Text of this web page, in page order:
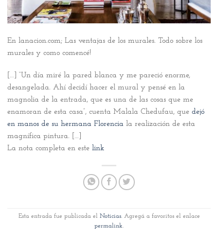
En lanacion.com; Las ventajas de los murales. Todo sobre los
murales y como comencé!
[…] “Un día miré la pared blanca y me pareció enorme,
desangelada. Ahí decidí hacer el mural y pensé en la
magnolia de la entrada, que es una de las cosas que me
enamoran de esta casa”, cuenta Malala Chedufau, que dejó
en manos de su hermana Florencia la realización de esta
magnífica pintura. […]
La nota completa en este link
Esta entrada fue publicada el Noticias. Agregá a favoritos el enlace
permalink.